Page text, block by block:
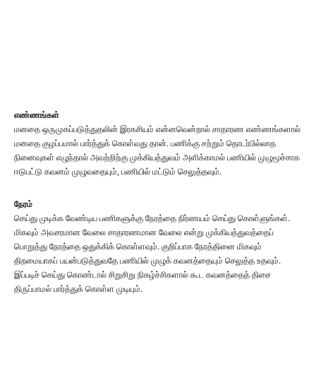
எண்ணங்கள்
மனதை ஒருமுகப்படுத்துதலின் இரகசியம் என்னவென்றால் சாதாரண எண்ணங்களால்
மனதை குழப்பமால் பார்த்துக் கொள்வது தான். பணிக்கு சற்றும் தொடர்பில்லாத
நினைவுகள் எழுந்தால் அவற்றிற்கு முக்கியத்துவம் அளிக்காமல் பணியில் முழுமூச்சாக
ஈடுபட்டு கவனம் முழுவதையும், பணியில் மட்டும் செலுத்தவும்.
நேரம்
செய்து முடிக்க வேண்டிய பணிகளுக்கு நேரத்தை நிர்ணயம் செய்து கொள்ளுங்கள்.
மிகவும் அவசரமான வேலை சாதாரணமான வேலை என்று முக்கியத்துவத்தைப்
பொறுத்து நேரத்தை ஒதுக்கிக் கொள்ளவும். குறிப்பாக நேரத்தினை மிகவும்
திறமையாகப் பயன்படுத்துவதே பணியில் முழுக் கவனத்தையும் செலுத்த உதவும்.
இப்படிச் செய்து கொண்டால் சிறுசிறு நிகழ்ச்சிகளால் கூட கவனத்தைத் திசை
திருப்பாமல் பார்த்துக் கொள்ள முடியும்.